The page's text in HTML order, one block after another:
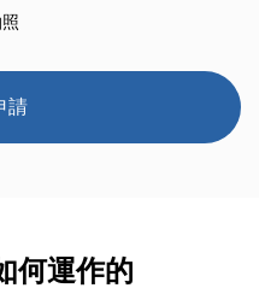
請
何運作的